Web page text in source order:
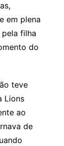
em plena
filha
do
teve
Lions
ao
de